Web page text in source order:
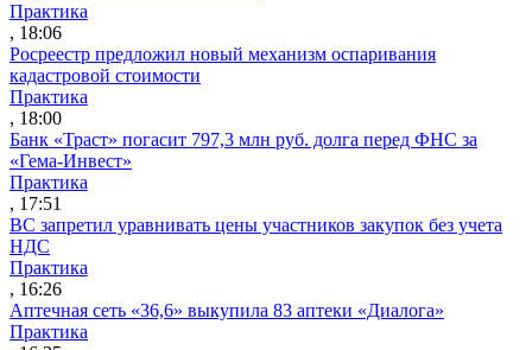
Практика
, 18:06
Росреестр предложил новый механизм оспаривания
кадастровой стоимости
Практика
, 18:00
Банк «Траст» погасит 797,3 млн руб. долга перед ФНС за
«Гема-Инвест»
Практика
, 17:51
ВС запретил уравнивать цены участников закупок без учета
НДС
Практика
, 16:26
Аптечная сеть «36,6» выкупила 83 аптеки «Диалога»
Практика